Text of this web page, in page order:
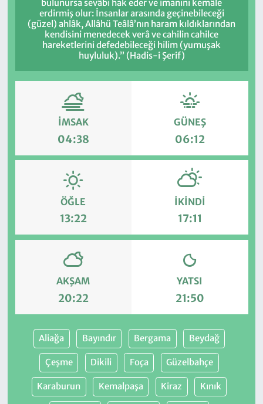
bulunursa sevâbı hak eder ve imanını kemâle
erdirmiş olur: İnsanlar arasında geçinebileceği
(güzel) ahlâk, Allâhü Teâlâ’nın haram kıldıklarından
kendisini menedecek verâ ve cahilin cahilce
hareketlerini defedebileceği hilim (yumuşak
huyluluk).” (Hadis-i Şerif)
İMSAK
04:38
GÜNEŞ
06:12
ÖĞLE
13:22
İKINDI
17:11
AKŞAM
20:22
YATSI
21:50
Aliağa Bayındır Bergama Beydağ
Çeşme Dikili Foça Güzelbahçe
Karaburun Kemalpaşa Kiraz Kınık